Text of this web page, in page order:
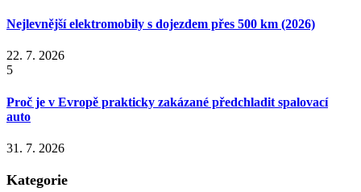
Nejlevnější elektromobily s dojezdem přes 500 km (2026)
22. 7. 2026
5
Proč je v Evropě prakticky zakázané předchladit spalovací
auto
31. 7. 2026
Kategorie